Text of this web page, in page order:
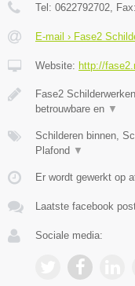
Tel: 0622792702 , Fax:
E-mail › Fase2
Website: http://
Fase2
betrouwbare en ▼
Schilderen binnen,
Plafond ▼
Er wordt gewerkt op
Laatste facebook
Sociale media: